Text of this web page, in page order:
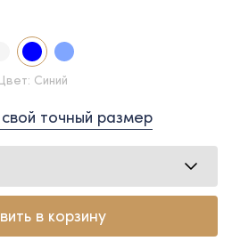
Синий
точный размер
в корзину